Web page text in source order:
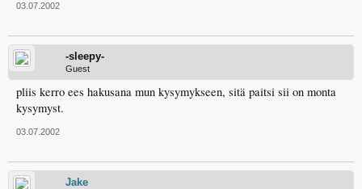
03.07.2002
-sleepy-
Guest
pliis kerro ees hakusana mun kysymykseen, sitä paitsi sii on monta
kysymyst.
03.07.2002
Jake